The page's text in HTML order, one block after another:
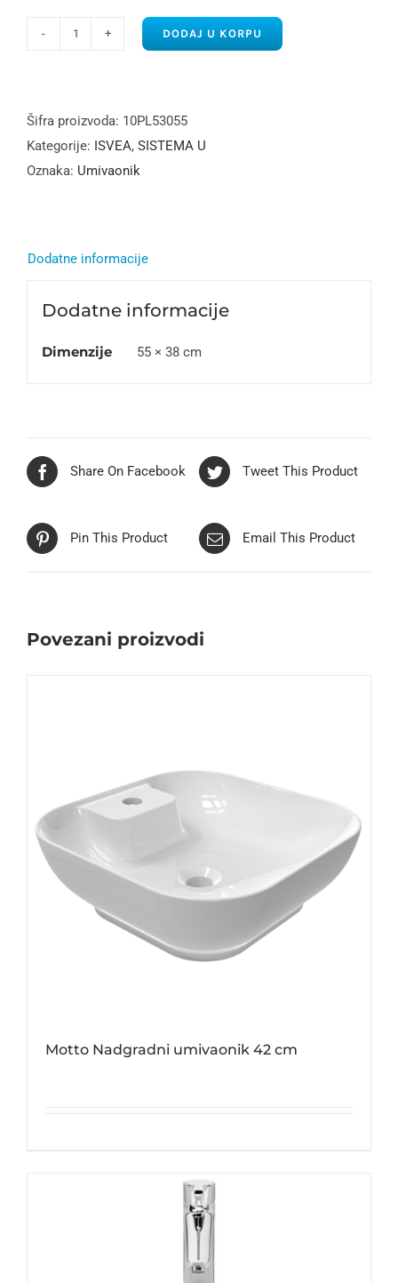
cm
količina
DODAJ U KORPU
Šifra proizvoda: 10PL53055
Kategorije: ISVEA, SISTEMA U
Oznaka: Umivaonik
Dodatne informacije
Dodatne informacije
Dimenzije 55 × 38 cm
Share On Facebook Tweet This Product
Pin This Product Email This Product
Povezani proizvodi
Motto Nadgradni umivaonik 42 cm